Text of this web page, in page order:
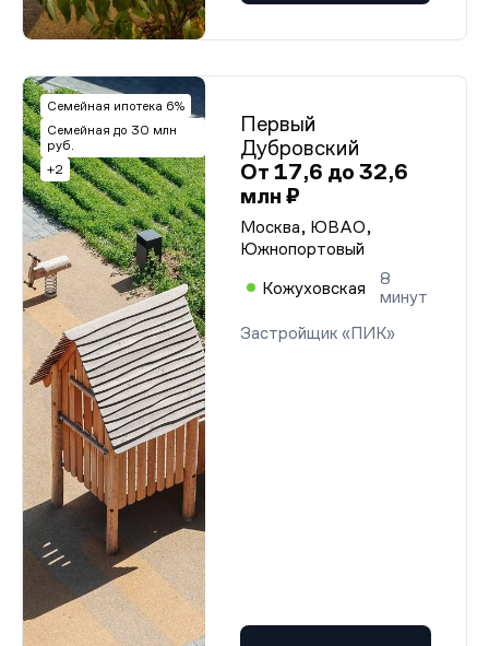
Семейная ипотека 6%
Семейная до 30 млн
руб.
+2
Первый
Дубровский
От 17,6 до 32,6
млн ₽
Москва, ЮВАО,
Южнопортовый
Кожуховская
8
минут
Застройщик «ПИК»